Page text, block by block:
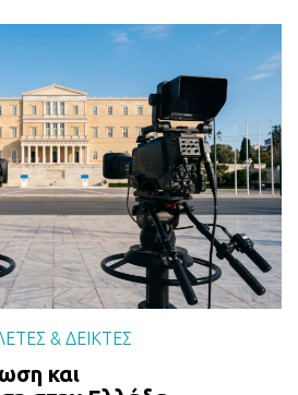
& ΔΕΙΚΤΕΣ
και